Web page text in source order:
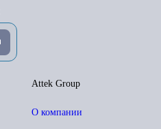
Attek Group
О компании